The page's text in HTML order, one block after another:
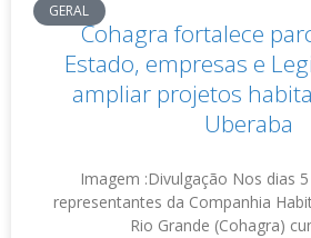
GERAL
Cohagra fortalece
Estado, empresas e
ampliar projetos
Uberaba
Imagem :Divulgação Nos dias
representantes da Companhia
Rio Grande (Cohagra)